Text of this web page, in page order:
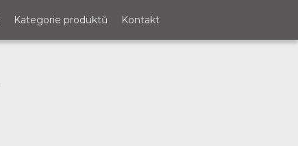
Kategorie produktů Kontakt